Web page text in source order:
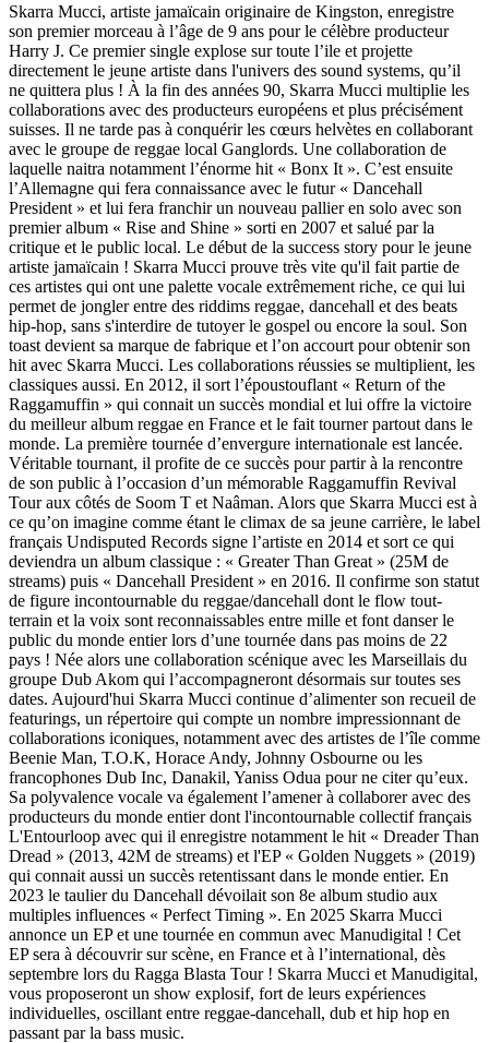
Skarra Mucci, artiste jamaïcain originaire de Kingston, enregistre
son premier morceau à l’âge de 9 ans pour le célèbre producteur
Harry J. Ce premier single explose sur toute l’ile et projette
directement le jeune artiste dans l'univers des sound systems, qu’il
ne quittera plus ! À la fin des années 90, Skarra Mucci multiplie les
collaborations avec des producteurs européens et plus précisément
suisses. Il ne tarde pas à conquérir les cœurs helvètes en collaborant
avec le groupe de reggae local Ganglords. Une collaboration de
laquelle naitra notamment l’énorme hit « Bonx It ». C’est ensuite
l’Allemagne qui fera connaissance avec le futur « Dancehall
President » et lui fera franchir un nouveau pallier en solo avec son
premier album « Rise and Shine » sorti en 2007 et salué par la
critique et le public local. Le début de la success story pour le jeune
artiste jamaïcain ! Skarra Mucci prouve très vite qu'il fait partie de
ces artistes qui ont une palette vocale extrêmement riche, ce qui lui
permet de jongler entre des riddims reggae, dancehall et des beats
hip-hop, sans s'interdire de tutoyer le gospel ou encore la soul. Son
toast devient sa marque de fabrique et l’on accourt pour obtenir son
hit avec Skarra Mucci. Les collaborations réussies se multiplient, les
classiques aussi. En 2012, il sort l’époustouflant « Return of the
Raggamuffin » qui connait un succès mondial et lui offre la victoire
du meilleur album reggae en France et le fait tourner partout dans le
monde. La première tournée d’envergure internationale est lancée.
Véritable tournant, il profite de ce succès pour partir à la rencontre
de son public à l’occasion d’un mémorable Raggamuffin Revival
Tour aux côtés de Soom T et Naâman. Alors que Skarra Mucci est à
ce qu’on imagine comme étant le climax de sa jeune carrière, le label
français Undisputed Records signe l’artiste en 2014 et sort ce qui
deviendra un album classique : « Greater Than Great » (25M de
streams) puis « Dancehall President » en 2016. Il confirme son statut
de figure incontournable du reggae/dancehall dont le flow tout-
terrain et la voix sont reconnaissables entre mille et font danser le
public du monde entier lors d’une tournée dans pas moins de 22
pays ! Née alors une collaboration scénique avec les Marseillais du
groupe Dub Akom qui l’accompagneront désormais sur toutes ses
dates. Aujourd'hui Skarra Mucci continue d’alimenter son recueil de
featurings, un répertoire qui compte un nombre impressionnant de
collaborations iconiques, notamment avec des artistes de l’île comme
Beenie Man, T.O.K, Horace Andy, Johnny Osbourne ou les
francophones Dub Inc, Danakil, Yaniss Odua pour ne citer qu’eux.
Sa polyvalence vocale va également l’amener à collaborer avec des
producteurs du monde entier dont l'incontournable collectif français
L'Entourloop avec qui il enregistre notamment le hit « Dreader Than
Dread » (2013, 42M de streams) et l'EP « Golden Nuggets » (2019)
qui connait aussi un succès retentissant dans le monde entier. En
2023 le taulier du Dancehall dévoilait son 8e album studio aux
multiples influences « Perfect Timing ». En 2025 Skarra Mucci
annonce un EP et une tournée en commun avec Manudigital ! Cet
EP sera à découvrir sur scène, en France et à l’international, dès
septembre lors du Ragga Blasta Tour ! Skarra Mucci et Manudigital,
vous proposeront un show explosif, fort de leurs expériences
individuelles, oscillant entre reggae-dancehall, dub et hip hop en
passant par la bass music.